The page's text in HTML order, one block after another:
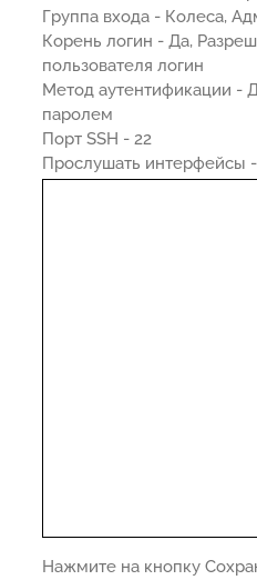
Группа входа - Колеса,
Корень логин - Да,
пользователя логин
Метод аутентификации -
паролем
Порт SSH - 22
Прослушать интерфейсы
Нажмите на кнопку